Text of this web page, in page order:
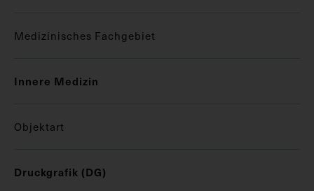
Medizinisches Fachgebiet
Innere Medizin
Objektart
Druckgrafik (DG)